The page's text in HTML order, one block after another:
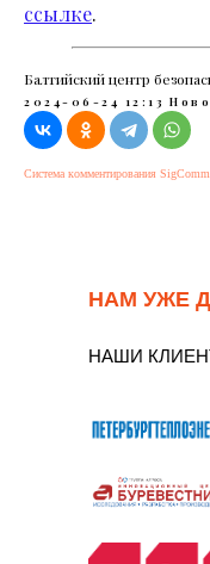
ссылке.
Балтийский центр
2024-06-24 12:13
Система комментирования
НАМ УЖЕ
НАШИ